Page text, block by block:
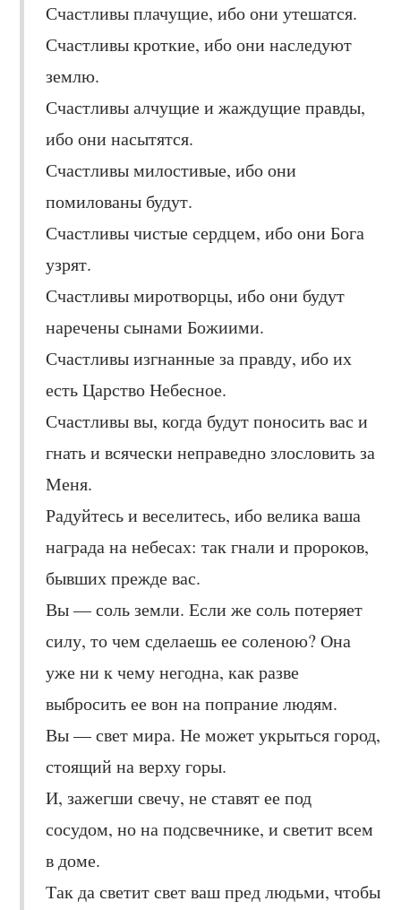
Счастливы плачущие, ибо они утешатся.
Счастливы кроткие, ибо они наследуют
землю.
Счастливы алчущие и жаждущие правды,
ибо они насытятся.
Счастливы милостивые, ибо они
помилованы будут.
Счастливы чистые сердцем, ибо они Бога
узрят.
Счастливы миротворцы, ибо они будут
наречены сынами Божиими.
Счастливы изгнанные за правду, ибо их
есть Царство Небесное.
Счастливы вы, когда будут поносить вас и
гнать и всячески неправедно злословить за
Меня.
Радуйтесь и веселитесь, ибо велика ваша
награда на небесах: так гнали и пророков,
бывших прежде вас.
Вы — соль земли. Если же соль потеряет
силу, то чем сделаешь ее соленою? Она
уже ни к чему негодна, как разве
выбросить ее вон на попрание людям.
Вы — свет мира. Не может укрыться город,
стоящий на верху горы.
И, зажегши свечу, не ставят ее под
сосудом, но на подсвечнике, и светит всем
в доме.
Так да светит свет ваш пред людьми, чтобы